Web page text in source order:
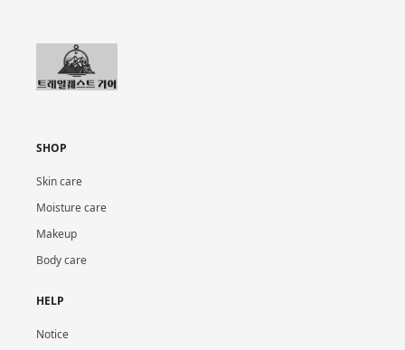
SHOP
Skin care
Moisture care
Makeup
Body care
HELP
Notice